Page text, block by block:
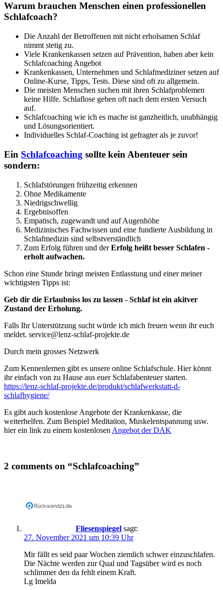
Warum brauchen Menschen einen professionellen
Schlafcoach?
Die Anzahl der Betroffenen mit nicht erholsamen Schlaf
nimmt stetig zu.
Viele Krankenkassen setzen auf Prävention, haben aber kein
Schlafcoaching Angebot
Krankenkassen, Unternehmen und Schlafmediziner setzen auf
Online-Kurse, Tipps, Tests. Diese sind oft zu allgemein.
Die meisten Menschen suchen mit ihren Schlafproblemen
keine Hilfe. Schlaflose geben oft nach dem ersten Versuch
auf.
Schlafcoaching wie ich es mache ist ganzheitlich, unabhängig
und Lösungsorientiert.
Individuelles Schlaf-Coaching ist gefragter als je zuvor!
Ein Schlafcoaching sollte kein Abenteuer sein
sondern:
Schlafstörungen frühzeitig erkennen
Ohne Medikamente
Niedrigschwellig
Ergebnisoffen
Empatisch, zugewandt und auf Augenhöhe
Medizinisches Fachwissen und eine fundierte Ausbildung in
Schlafmedizin sind selbstverständlich
Zum Erfolg führen und derErfolg heißt besser Schlafen -
erholt aufwachen.
Schon eine Stunde bringt meisten Entlasstung und einer meiner
wichtigsten Tipps ist:
Geb dir die Erlaubniss los zu lassen - Schlaf ist ein akitver
Zustand der Erholung.
Falls Ihr Unterstützung sucht würde ich mich freuen wenn ihr euch
meldet. service@lenz-schlaf-projekte.de
Durch mein grosses Netzwerk
Zum Kennenlernen gibt es unsere online Schlafschule. Hier könnt
ihr einfach von zu Hause aus euer Schlafabenteuer starten.
https://lenz-schlaf-projekte.de/produkt/schlafwerkstatt-d-
schlafhygiene/
Es gibt auch kostenlose Angebote der Krankenkasse, die
weiterhelfen. Zum Beispiel Meditation, Muskelentspannung usw.
hier ein link zu einem kostenlosen Angebot der DAK
2 comments on “Schlafcoaching”
Fliesenspiegel sagt:
27. November 2021 um 10:39 Uhr
Mir fällt es seid paar Wochen ziemlich schwer einzuschlafen.
Die Nächte werden zur Qual und Tagsüber wird es noch
schlimmer den da fehlt einem Kraft.
Lg Imelda